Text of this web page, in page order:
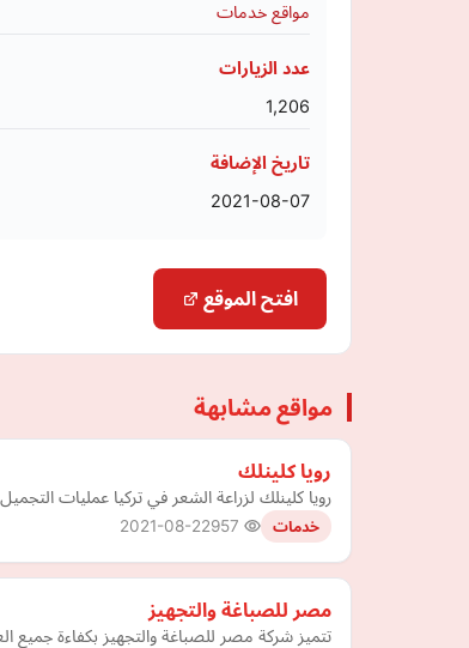
مواقع خدمات
عدد الزيارات
1,206
تاريخ الإضافة
2021-08-07
افتح الموقع
مواقع مشابهة
رويا كلينلك
رويا كلينلك لزراعة الشعر في تركيا عمليات
خدمات 2021-08-22
مصر للصباغة والتجهيز
تتميز شركة مصر للصباغة والتجهيز بكفاءة جميع العاملين بالشركة الذين